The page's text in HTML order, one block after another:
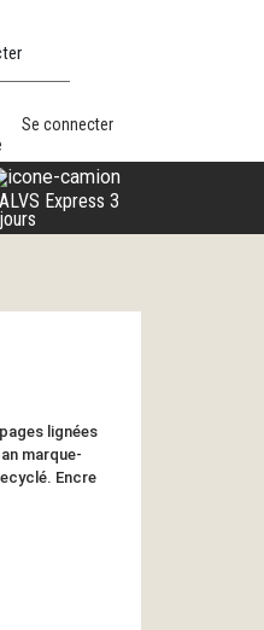
Se connecter
ALVS Express 3
jours
lignées
marque-
Encre